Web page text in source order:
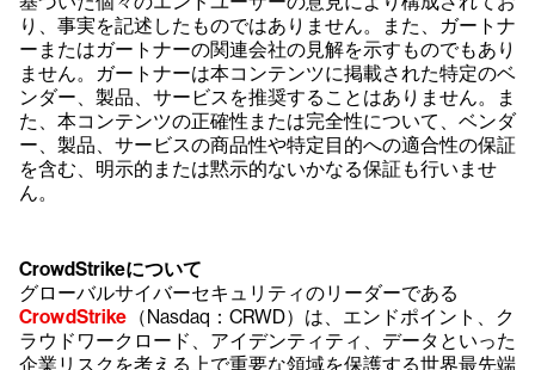
り、事実を記述したものではありません。また、ガートナ
ーまたはガートナーの関連会社の見解を示すものでもあり
ません。ガートナーは本コンテンツに掲載された特定のベ
ンダー、製品、サービスを推奨することはありません。ま
た、本コンテンツの正確性または完全性について、ベンダ
ー、製品、サービスの商品性や特定目的への適合性の保証
を含む、明示的または黙示的ないかなる保証も行いませ
ん。
CrowdStrikeについて
グローバルサイバーセキュリティのリーダーである
CrowdStrike （Nasdaq：CRWD）は、エンドポイント、ク
ラウドワークロード、アイデンティティ、データといった
企業リスクを考える上で重要な領域を保護する世界最先端